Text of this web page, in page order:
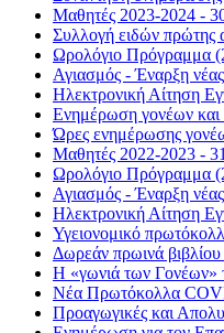
Μαθητές 2023-2024 -
Συλλογή ειδών πρώτης
Ωρολόγιο Πρόγραμμα
Αγιασμός - Έναρξη
Ηλεκτρονική Αίτηση
Ενημέρωση γονέων
Ώρες ενημέρωσης
Μαθητές 2022-2023 -
Ωρολόγιο Πρόγραμμα
Αγιασμός - Έναρξη
Ηλεκτρονική Αίτηση
Υγειονομικό
Δωρεάν πρωινά
Η «γωνιά των Γονέων»
Νέα Πρωτόκολλα
Προαγωγικές και